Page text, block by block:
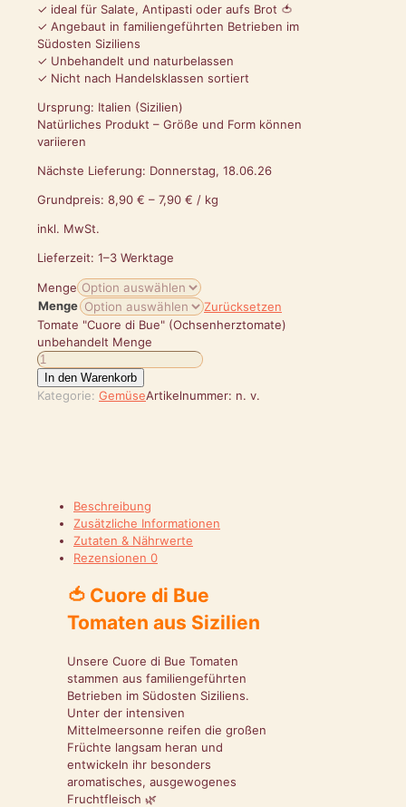
✓ ideal für Salate, Antipasti oder aufs Brot 🍅
✓ Angebaut in familiengeführten Betrieben im
Südosten Siziliens
✓ Unbehandelt und naturbelassen
✓ Nicht nach Handelsklassen sortiert
Ursprung: Italien (Sizilien)
Natürliches Produkt – Größe und Form können
variieren
Nächste Lieferung: Donnerstag, 18.06.26
Grundpreis: 8,90 € – 7,90 € / kg
inkl. MwSt.
Lieferzeit: 1–3 Werktage
Menge
Menge
Zurücksetzen
Tomate "Cuore di Bue" (Ochsenherztomate)
unbehandelt Menge
In den Warenkorb
Kategorie: GemüseArtikelnummer: n. v.
Beschreibung
Zusätzliche Informationen
Zutaten & Nährwerte
Rezensionen 0
🍅 Cuore di Bue
Tomaten aus Sizilien
Unsere Cuore di Bue Tomaten
stammen aus familiengeführten
Betrieben im Südosten Siziliens.
Unter der intensiven
Mittelmeersonne reifen die großen
Früchte langsam heran und
entwickeln ihr besonders
aromatisches, ausgewogenes
Fruchtfleisch 🌿